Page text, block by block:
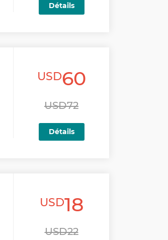
Détails
USD60
USD72
Détails
USD18
USD22